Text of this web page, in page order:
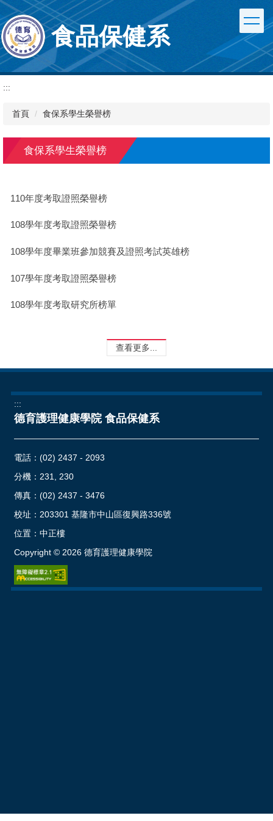
跳
到
主
要
內
容
區
食品保健系
:::
首頁 食保系學生榮譽榜
食保系學生榮譽榜
110年度考取證照榮譽榜
108學年度考取證照榮譽榜
108學年度畢業班參加競賽及證照考試英雄榜
107學年度考取證照榮譽榜
108學年度考取研究所榜單
查看更多...
:::
德育護理健康學院 食品保健系
電話： (02) 2437 - 2093
分機：231, 230
傳真：(02) 2437 - 3476
校址： 203301 基隆市中山區復興路336號
位置： 中正樓
Copyright © 2026德育護理健康學院